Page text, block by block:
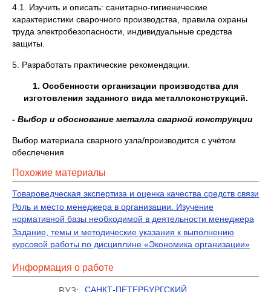
4.1. Изучить и описать: санитарно-гигиенические
характеристики сварочного производства, правила охраны
труда электробезопасности, индивидуальные средства
защиты.
5. Разработать практические рекомендации.
1. Особенности организации производства для
изготовления заданного вида металлоконструкций.
- Выбор и обоснование металла сварной конструкции
Выбор материала сварного узла/производится с учётом
обеспечения
Похожие материалы
Товароведческая экспертиза и оценка качества средств связи
Роль и место менеджера в организации. Изучение
нормативной базы необходимой в деятельности менеджера
Задание, темы и методические указания к выполнению
курсовой работы по дисциплине «Экономика организации»
Информация о работе
САНКТ-ПЕТЕРБУРГСКИЙ